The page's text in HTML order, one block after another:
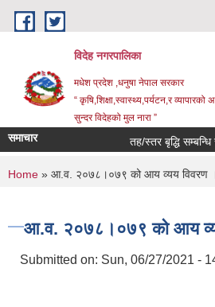
Skip to main content
विदेह नगरपालिका
मधेश प्रदेश ,धनुषा नेपाल सरकार
“ कृषि,शिक्षा,स्वास्थ्य,पर्यटन,र व्यापारको
सुन्दर विदेहको मुल नारा ”
समाचार तह/स्तर बृद्धि सम्बन्धि
You are here
Home » आ.व. २०७८।०७९ को आय व्यय विवरण
आ.व. २०७८।०७९ को आय
Submitted on: Sun, 06/27/2021 -